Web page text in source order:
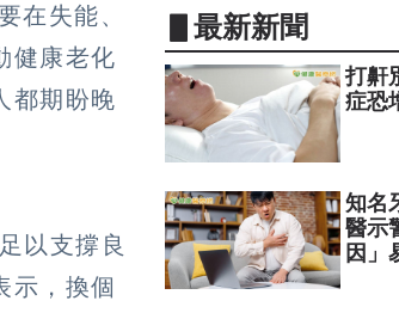
在失能、
健康老化
都期盼晚
以支撐良
示，換個
▋最新新聞
打鼾
症恐
知名
醫示
因」